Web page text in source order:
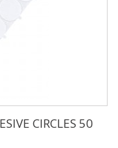
CIRCLES 50